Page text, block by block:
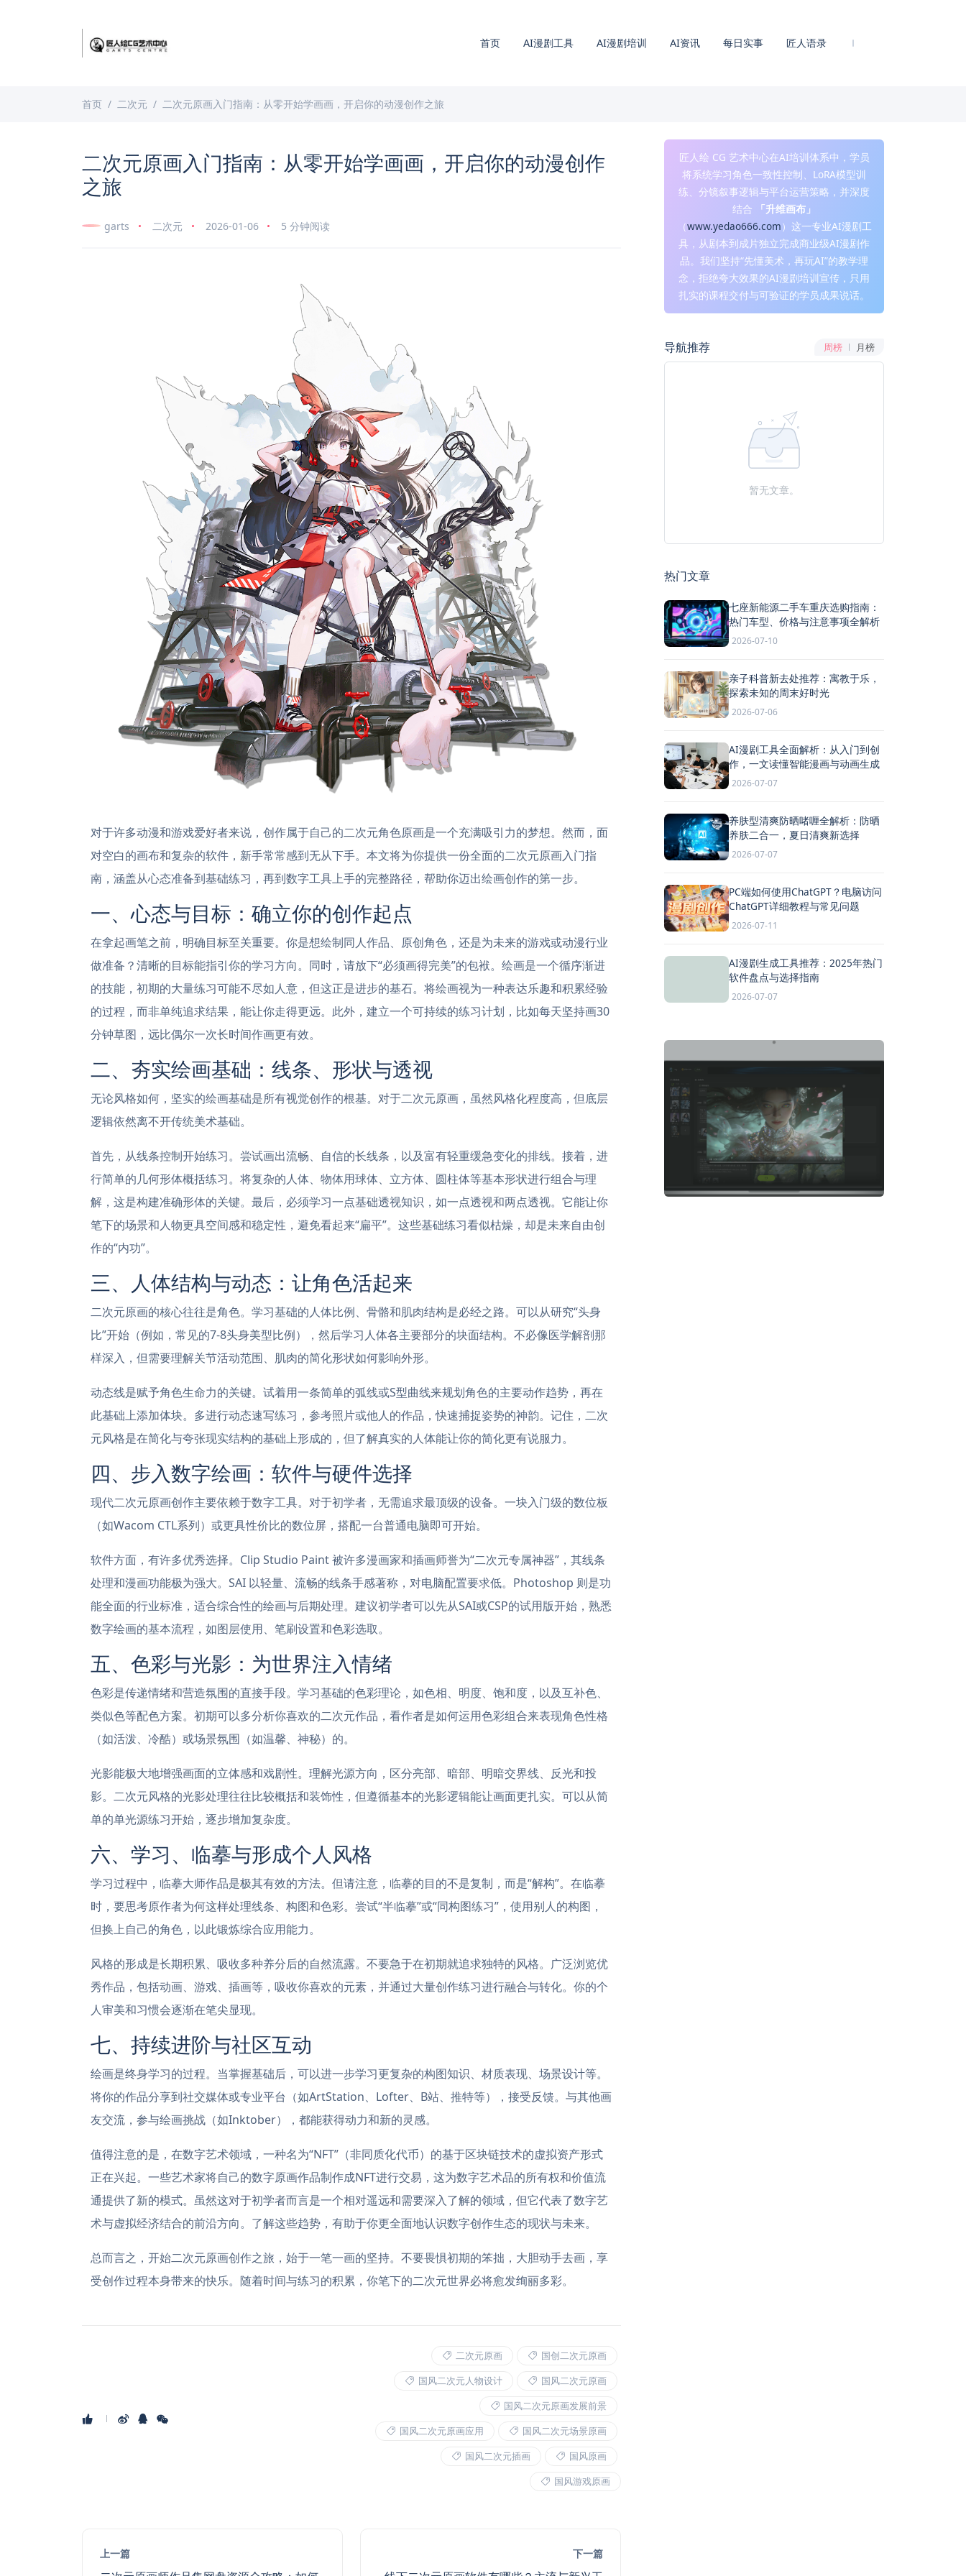
首页 AI漫剧工具 AI漫剧培训 AI资讯 每日实事 匠人语录
首页 二次元 二次元原画入门指南：从零开始学画画，开启你的动漫创作之旅
二次元原画入门指南：从零开始学画画，开启你的动漫创作
之旅
garts 二次元 2026-01-06 5 分钟阅读
对于许多动漫和游戏爱好者来说，创作属于自己的二次元角色原画是一个充满吸引力的梦想。然而，面
对空白的画布和复杂的软件，新手常常感到无从下手。本文将为你提供一份全面的二次元原画入门指
南，涵盖从心态准备到基础练习，再到数字工具上手的完整路径，帮助你迈出绘画创作的第一步。
一、心态与目标：确立你的创作起点
在拿起画笔之前，明确目标至关重要。你是想绘制同人作品、原创角色，还是为未来的游戏或动漫行业
做准备？清晰的目标能指引你的学习方向。同时，请放下“必须画得完美”的包袱。绘画是一个循序渐进
的技能，初期的大量练习可能不尽如人意，但这正是进步的基石。将绘画视为一种表达乐趣和积累经验
的过程，而非单纯追求结果，能让你走得更远。此外，建立一个可持续的练习计划，比如每天坚持画30
分钟草图，远比偶尔一次长时间作画更有效。
二、夯实绘画基础：线条、形状与透视
无论风格如何，坚实的绘画基础是所有视觉创作的根基。对于二次元原画，虽然风格化程度高，但底层
逻辑依然离不开传统美术基础。
首先，从线条控制开始练习。尝试画出流畅、自信的长线条，以及富有轻重缓急变化的排线。接着，进
行简单的几何形体概括练习。将复杂的人体、物体用球体、立方体、圆柱体等基本形状进行组合与理
解，这是构建准确形体的关键。最后，必须学习一点基础透视知识，如一点透视和两点透视。它能让你
笔下的场景和人物更具空间感和稳定性，避免看起来“扁平”。这些基础练习看似枯燥，却是未来自由创
作的“内功”。
三、人体结构与动态：让角色活起来
二次元原画的核心往往是角色。学习基础的人体比例、骨骼和肌肉结构是必经之路。可以从研究“头身
比”开始（例如，常见的7-8头身美型比例），然后学习人体各主要部分的块面结构。不必像医学解剖那
样深入，但需要理解关节活动范围、肌肉的简化形状如何影响外形。
动态线是赋予角色生命力的关键。试着用一条简单的弧线或S型曲线来规划角色的主要动作趋势，再在
此基础上添加体块。多进行动态速写练习，参考照片或他人的作品，快速捕捉姿势的神韵。记住，二次
元风格是在简化与夸张现实结构的基础上形成的，但了解真实的人体能让你的简化更有说服力。
四、步入数字绘画：软件与硬件选择
现代二次元原画创作主要依赖于数字工具。对于初学者，无需追求最顶级的设备。一块入门级的数位板
（如Wacom CTL系列）或更具性价比的数位屏，搭配一台普通电脑即可开始。
软件方面，有许多优秀选择。Clip Studio Paint 被许多漫画家和插画师誉为“二次元专属神器”，其线条
处理和漫画功能极为强大。SAI 以轻量、流畅的线条手感著称，对电脑配置要求低。Photoshop 则是功
能全面的行业标准，适合综合性的绘画与后期处理。建议初学者可以先从SAI或CSP的试用版开始，熟悉
数字绘画的基本流程，如图层使用、笔刷设置和色彩选取。
五、色彩与光影：为世界注入情绪
色彩是传递情绪和营造氛围的直接手段。学习基础的色彩理论，如色相、明度、饱和度，以及互补色、
类似色等配色方案。初期可以多分析你喜欢的二次元作品，看作者是如何运用色彩组合来表现角色性格
（如活泼、冷酷）或场景氛围（如温馨、神秘）的。
光影能极大地增强画面的立体感和戏剧性。理解光源方向，区分亮部、暗部、明暗交界线、反光和投
影。二次元风格的光影处理往往比较概括和装饰性，但遵循基本的光影逻辑能让画面更扎实。可以从简
单的单光源练习开始，逐步增加复杂度。
六、学习、临摹与形成个人风格
学习过程中，临摹大师作品是极其有效的方法。但请注意，临摹的目的不是复制，而是“解构”。在临摹
时，要思考原作者为何这样处理线条、构图和色彩。尝试“半临摹”或“同构图练习”，使用别人的构图，
但换上自己的角色，以此锻炼综合应用能力。
风格的形成是长期积累、吸收多种养分后的自然流露。不要急于在初期就追求独特的风格。广泛浏览优
秀作品，包括动画、游戏、插画等，吸收你喜欢的元素，并通过大量创作练习进行融合与转化。你的个
人审美和习惯会逐渐在笔尖显现。
七、持续进阶与社区互动
绘画是终身学习的过程。当掌握基础后，可以进一步学习更复杂的构图知识、材质表现、场景设计等。
将你的作品分享到社交媒体或专业平台（如ArtStation、Lofter、B站、推特等），接受反馈。与其他画
友交流，参与绘画挑战（如Inktober），都能获得动力和新的灵感。
值得注意的是，在数字艺术领域，一种名为“NFT”（非同质化代币）的基于区块链技术的虚拟资产形式
正在兴起。一些艺术家将自己的数字原画作品制作成NFT进行交易，这为数字艺术品的所有权和价值流
通提供了新的模式。虽然这对于初学者而言是一个相对遥远和需要深入了解的领域，但它代表了数字艺
术与虚拟经济结合的前沿方向。了解这些趋势，有助于你更全面地认识数字创作生态的现状与未来。
总而言之，开始二次元原画创作之旅，始于一笔一画的坚持。不要畏惧初期的笨拙，大胆动手去画，享
受创作过程本身带来的快乐。随着时间与练习的积累，你笔下的二次元世界必将愈发绚丽多彩。
二次元原画
国创二次元原画
国风二次元人物设计
国风二次元原画
国风二次元原画发展前景
国风二次元原画应用
国风二次元场景原画
国风二次元插画
国风原画
国风游戏原画
上一篇 下一篇
匠人绘 CG 艺术中心在AI培训体系中，学员
将系统学习角色一致性控制、LoRA模型训
练、分镜叙事逻辑与平台运营策略，并深度
结合
「升维画布」
（www.yedao666.com）这一专业AI漫剧工
具，从剧本到成片独立完成商业级AI漫剧作
品。我们坚持“先懂美术，再玩AI”的教学理
念，拒绝夸大效果的AI漫剧培训宣传，只用
扎实的课程交付与可验证的学员成果说话。
导航推荐 周榜 月榜
暂无文章。
热门文章
七座新能源二手车重庆选购指南：
热门车型、价格与注意事项全解析
2026-07-10
亲子科普新去处推荐：寓教于乐，
探索未知的周末好时光
2026-07-06
AI漫剧工具全面解析：从入门到创
作，一文读懂智能漫画与动画生成
2026-07-07
养肤型清爽防晒啫喱全解析：防晒
养肤二合一，夏日清爽新选择
2026-07-07
PC端如何使用ChatGPT？电脑访问
ChatGPT详细教程与常见问题
2026-07-11
AI漫剧生成工具推荐：2025年热门
软件盘点与选择指南
2026-07-07